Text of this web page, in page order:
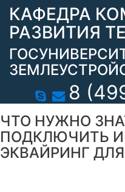
КАФЕДРА
РАЗВИТИЯ
8
ЧТО НУЖНО
ПОДКЛЮЧИТЬ
ЭКВАЙРИНГ